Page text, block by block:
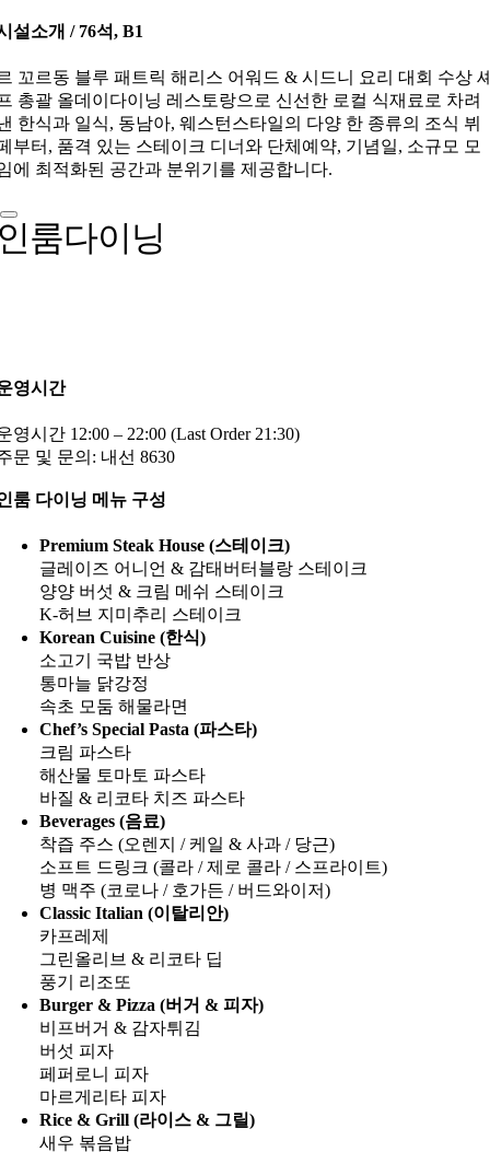
설소개 / 76석, B1
꼬르동 블루 패트릭 해리스 어워드 & 시드니 요리 대회 수상
총괄 올데이다이닝 레스토랑으로 신선한 로컬 식재료로 차려
한식과 일식, 동남아, 웨스턴스타일의 다양 한 종류의 조식 뷔
부터, 품격 있는 스테이크 디너와 단체예약, 기념일, 소규모 모
에 최적화된 공간과 분위기를 제공합니다.
룸다이닝
영시간
영시간 12:00 – 22:00 (Last Order 21:30)
문 및 문의: 내선 8630
룸 다이닝 메뉴 구성
Premium Steak House (스테이크)
글레이즈 어니언 & 감태버터블랑 스테이크
양양 버섯 & 크림 메쉬 스테이크
K-허브 지미추리 스테이크
Korean Cuisine (한식)
소고기 국밥 반상
통마늘 닭강정
속초 모둠 해물라면
Chef’s Special Pasta (파스타)
크림 파스타
해산물 토마토 파스타
바질 & 리코타 치즈 파스타
Beverages (음료)
착즙 주스 (오렌지 / 케일 & 사과 / 당근)
소프트 드링크 (콜라 / 제로 콜라 / 스프라이트)
병 맥주 (코로나 / 호가든 / 버드와이저)
Classic Italian (이탈리안)
카프레제
그린올리브 & 리코타 딥
풍기 리조또
Burger & Pizza (버거 & 피자)
비프버거 & 감자튀김
버섯 피자
페퍼로니 피자
마르게리타 피자
Rice & Grill (라이스 & 그릴)
새우 볶음밥